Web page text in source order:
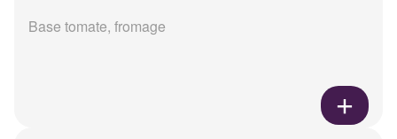
Base tomate, fromage